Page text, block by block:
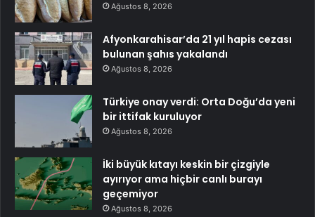
Ağustos 8, 2026
Afyonkarahisar’da 21 yıl hapis cezası
bulunan şahıs yakalandı
Ağustos 8, 2026
Türkiye onay verdi: Orta Doğu’da yeni
bir ittifak kuruluyor
Ağustos 8, 2026
İki büyük kıtayı keskin bir çizgiyle
ayırıyor ama hiçbir canlı burayı
geçemiyor
Ağustos 8, 2026